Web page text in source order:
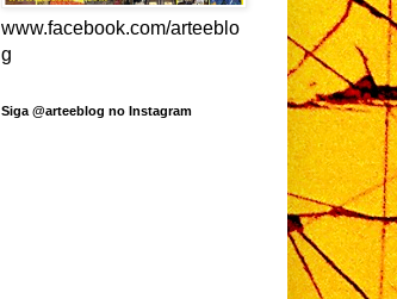
www.facebook.com/arteeblo
g
Siga @arteeblog no Instagram